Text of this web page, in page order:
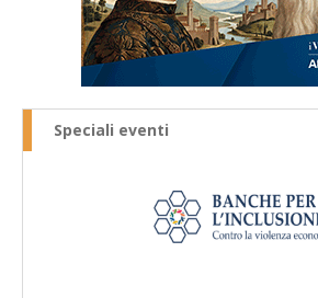
Speciali eventi